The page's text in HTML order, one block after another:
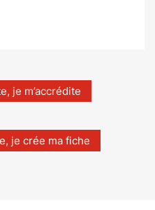
je m’accrédite
je crée ma fiche